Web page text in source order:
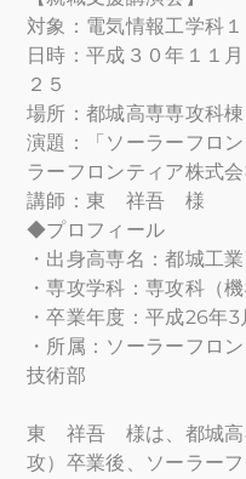
対象：電気情報工学科
日時：平成３０年１１
２５
場所：都城高専専攻科
演題：「ソーラーフロ
ラーフロンティア株式
講師：東 祥吾 様
◆プロフィール
・出身高専名：都城工
・専攻学科：専攻科（
・卒業年度：平成26年3
・所属：ソーラーフ
技術部
東 祥吾 様は、都城高
攻）卒業後、ソーラー